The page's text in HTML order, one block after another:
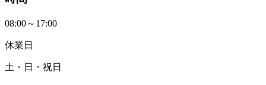
08:00～17:00
休業日
土・日・祝日